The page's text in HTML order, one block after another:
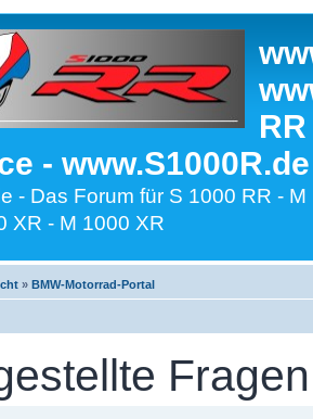
-
- Das Forum für S 1000 RR -
XR - M 1000 XR
» BMW-Motorrad-Portal
Fragen